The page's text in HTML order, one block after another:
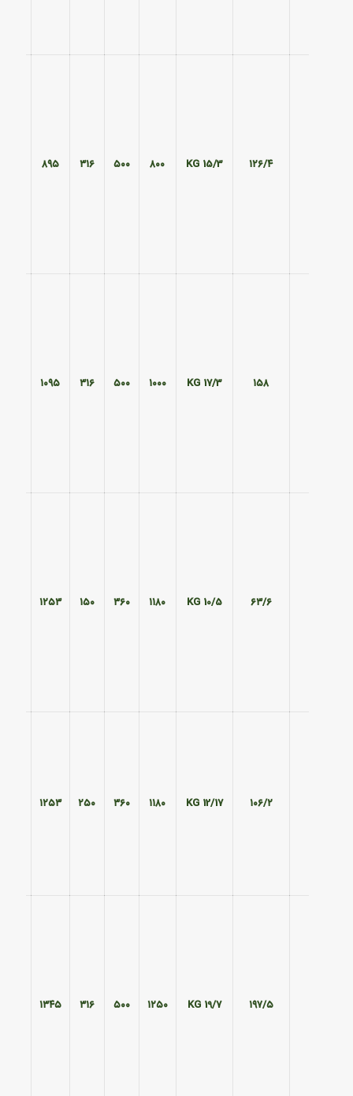
۱۲۶/۴ 15/3 KG ۸۰۰ ۵۰۰ ۳۱۶ ۸۹۵
۱۵۸ 17/3 KG ۱۰۰۰ ۵۰۰ ۳۱۶ ۱۰۹۵
۶۳/۶ 10/5 KG ۱۱۸۰ ۳۶۰ ۱۵۰ ۱۲۵۳
۱۰۶/۲ 12/17 KG ۱۱۸۰ ۳۶۰ ۲۵۰ ۱۲۵۳
۱۹۷/۵ 19/7 KG ۱۲۵۰ ۵۰۰ ۳۱۶ ۱۳۴۵